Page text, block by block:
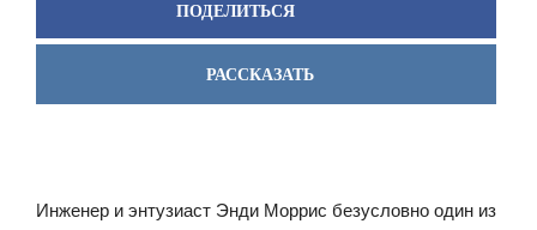
ПОДЕЛИТЬСЯ
РАССКАЗАТЬ
Инженер и энтузиаст Энди Моррис безусловно один из